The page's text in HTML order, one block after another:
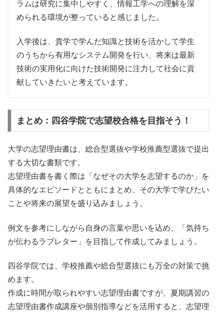
ラムは研究に集中しやすく、情報工学への理解を深
められる環境が整っていると感じました。
入学後は、貴学で学んだ知識と技術を活かして学生
のうちから有用なシステム開発を行い、将来は最新
技術の実用化に向けた技術開発に注力して社会に貢
献していきたいと考えています。
まとめ：四谷学院で志望校合格を目指そう！
大学の志望理由書は、総合型選抜や学校推薦型選抜で提出
する大切な書類です。
志望理由書を書く際は「なぜその大学を志望するのか」を
具体的なエピソードとともにまとめ、その大学で学びたい
ことや将来の展望を盛り込みましょう。
例文を参考にしながら自身の言葉や思いを込め、「気持ち
が伝わるラブレター」を目指して作成してみましょう。
四谷学院では、学校推薦や総合型選抜にも万全の対策で挑
めます。
作成に時間が取られやすい志望理由書ですが、夏期講習の
志望理由書作成講座や個別指導などを活用すると、志望理